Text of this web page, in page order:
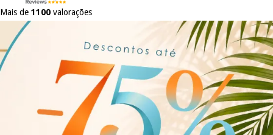
Mais de 1100valorações